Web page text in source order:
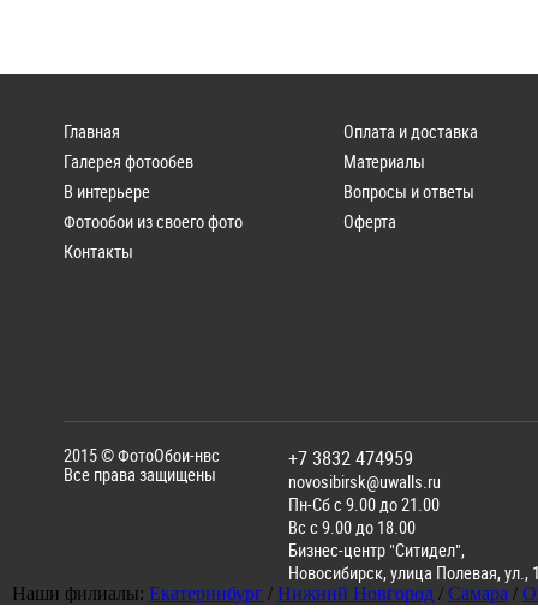
Главная
Галерея фотообев
В интерьере
Фотообои из своего фото
Контакты
Оплата и доставка
Материалы
Вопросы и ответы
Оферта
2015 ©ФотоОбои-нвс
Все права защищены
+7 3832 474959
novosibirsk@uwalls.ru
Пн-Сб с 9.00 до 21.00
Вс с 9.00 до 18.00
Бизнес-центр "Ситидел",
Новосибирск,улица Полевая, ул.,
Наши филиалы: Екатеринбург / Нижний Новгород / Самара /